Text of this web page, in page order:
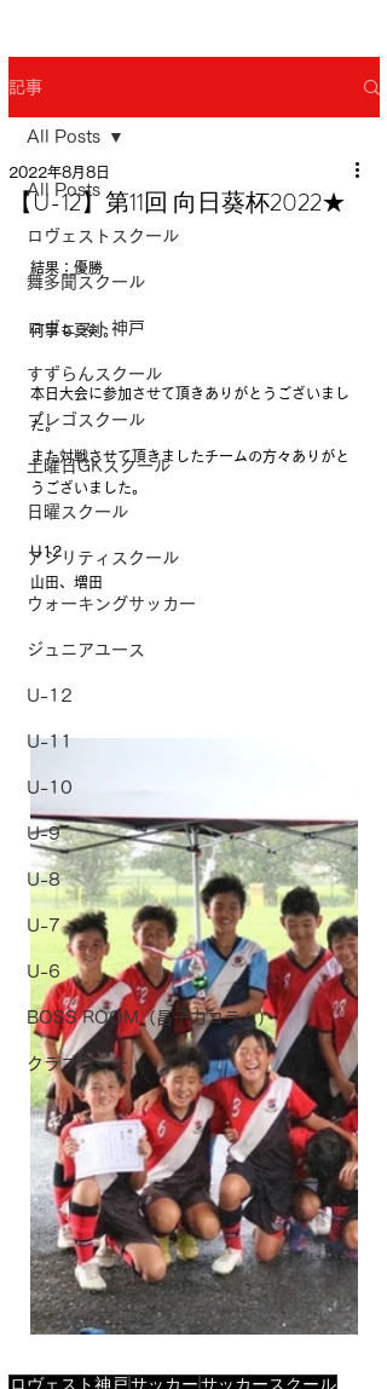
記事
All Posts
ロヴェストスクール
舞多聞スクール
ロヴェスト神戸
すずらんスクール
プレゴスクール
土曜日GKスクール
日曜スクール
アジリティスクール
ウォーキングサッカー
ジュニアユース
U-12
U-11
U-10
U-9
U-8
U-7
U-6
BOSS ROOM（昌子力コラム）
クラブコーチ
All Posts
【U-12】第11回 向日葵杯2022★
2022年8月8日
結果：優勝
何事も真剣。
本日大会に参加させて頂きありがとうございまし
た。
また対戦させて頂きましたチームの方々ありがと
うございました。
U12
山田、増田